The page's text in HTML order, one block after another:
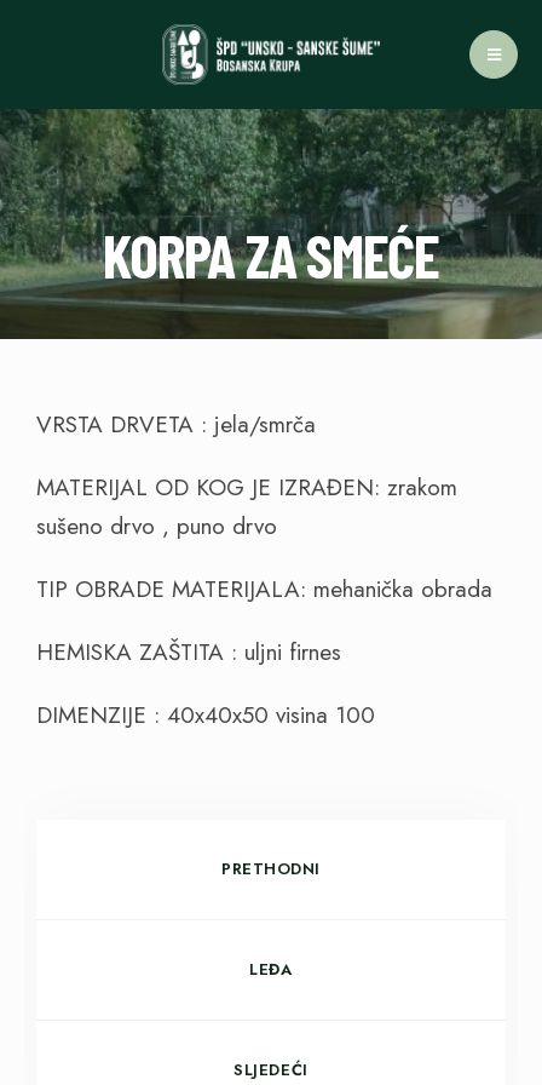
KORPA ZA SMEĆE
VRSTA DRVETA : jela/smrča
MATERIJAL OD KOG JE IZRAĐEN: zrakom
sušeno drvo , puno drvo
TIP OBRADE MATERIJALA: mehanička obrada
HEMISKA ZAŠTITA : uljni firnes
DIMENZIJE : 40x40x50 visina 100
PRETHODNI
LEĐA
SLJEDEĆI